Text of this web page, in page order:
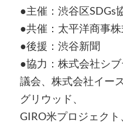
●主催：渋谷区SDGs
●共催：太平洋商事
●後援：渋谷新聞
●協力：株式会社シ
議会、株式会社イー
グリウッド、
GIRO米プロジェク